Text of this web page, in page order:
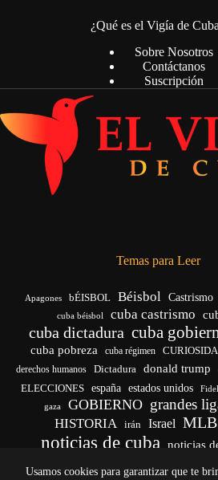
Usamos cookies para garantizar que te
¿Qué es el Vigía de
Sobre Nosotros
Contáctanos
Suscripción
Temas para Leer
Apagones bÉISBOL Béisbol Castrismo
cuba béisbol cuba castrismo
cuba dictadura cuba
cuba pobreza cuba régimen
derechos humanos Dictadura donald trump
ELECCIONES españa estados unidos
gaza GOBIERNO grandes
HISTORIA irán Israel MLB
noticias de cuba
noticias
vida yankees